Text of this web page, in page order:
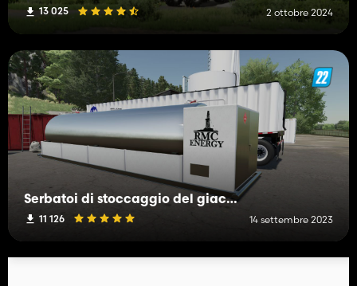
13 025 2 ottobre 2024
Serbatoi di stoccaggio del giacimento petrolifero
11 126 14 settembre 2023